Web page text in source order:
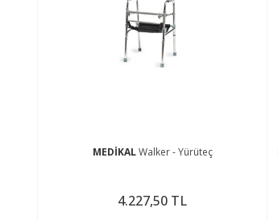
MEDİKALWalker - Yürüteç
4.227,50 TL